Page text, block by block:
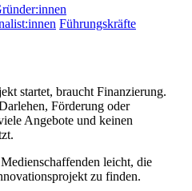
Führungskräfte
startet, braucht Finanzierung.
Förderung oder
Angebote und keinen
leicht, die
zu finden.